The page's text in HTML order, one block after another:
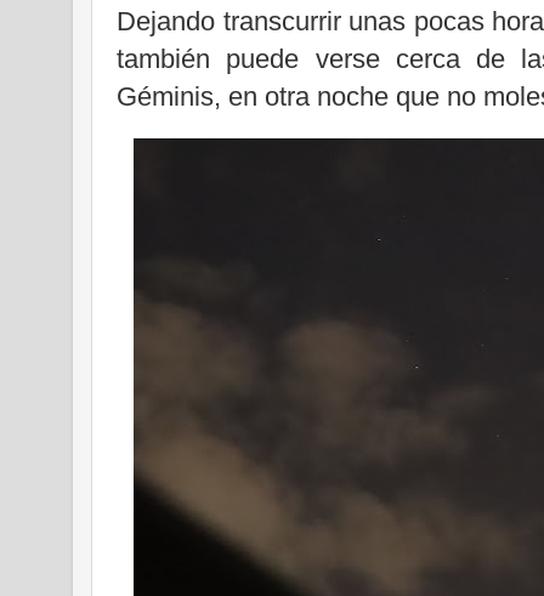
Dejando transcurrir unas pocas
también puede verse cerca de
Géminis, en otra noche que no